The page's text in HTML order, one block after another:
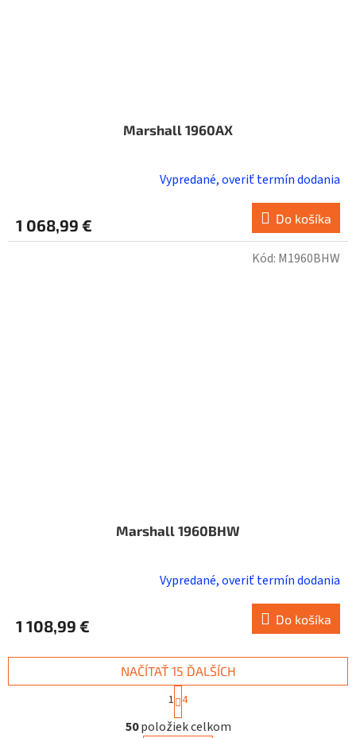
Marshall 1960AX
Vypredané, overiť termín dodania
1 068,99 € Do košíka
Marshall 1960BHW
Vypredané, overiť termín dodania
1 108,99 € Do košíka
Kód: M1960BHW
O
v
NAČÍTAŤ 15 ĎALŠÍCH
t
r
á
1 4
50položiek celkom